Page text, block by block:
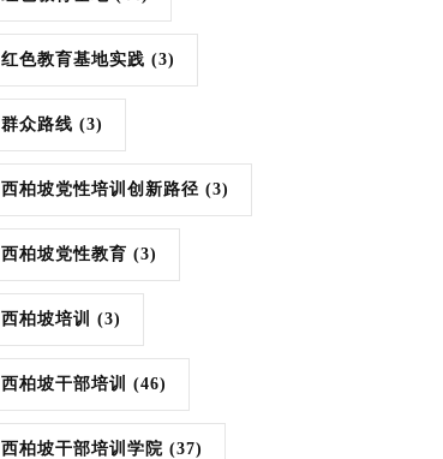
红色教育基地实践 (3)
群众路线 (3)
西柏坡党性培训创新路径 (3)
西柏坡党性教育 (3)
西柏坡培训 (3)
西柏坡干部培训 (46)
西柏坡干部培训学院 (37)